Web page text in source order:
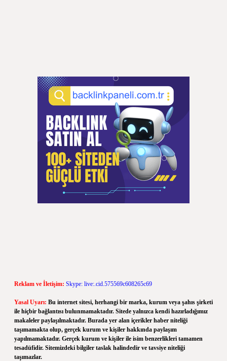
Reklam ve İletişim: Skype: live:.cid.575569c608265c69
Yasal Uyarı: Bu internet sitesi, herhangi bir marka, kurum veya şahıs şirketi
ile hiçbir bağlantısı bulunmamaktadır. Sitede yalnızca kendi hazırladığımız
makaleler paylaşılmaktadır. Burada yer alan içerikler haber niteliği
taşımamakta olup, gerçek kurum ve kişiler hakkında paylaşım
yapılmamaktadır. Gerçek kurum ve kişiler ile isim benzerlikleri tamamen
tesadüfidir. Sitemizdeki bilgiler taslak halindedir ve tavsiye niteliği
taşımazlar.